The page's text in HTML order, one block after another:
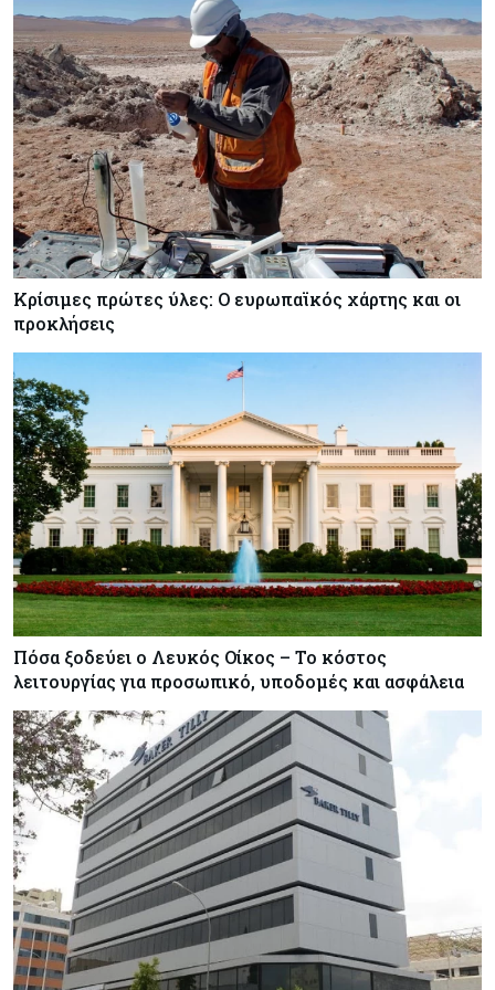
Κρίσιμες πρώτες ύλες: Ο ευρωπαϊκός χάρτης και οι
προκλήσεις
Πόσα ξοδεύει ο Λευκός Οίκος – Το κόστος
λειτουργίας για προσωπικό, υποδομές και ασφάλεια